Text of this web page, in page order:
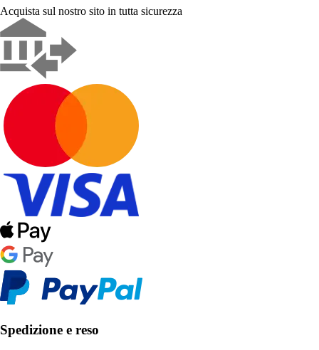
Acquista sul nostro sito in tutta sicurezza
Spedizione e reso